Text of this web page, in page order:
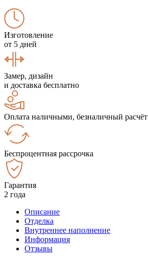
Изготовление
от 5 дней
Замер, дизайн
и доставка бесплатно
Оплата наличными, безналичный расчёт
Беспроцентная рассрочка
Гарантия
2 года
Описание
Отделка
Внутреннее наполнение
Информация
Отзывы